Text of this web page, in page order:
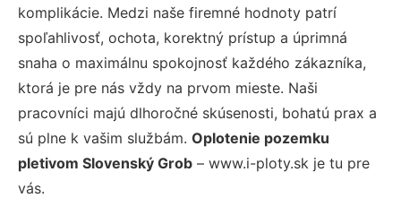
komplikácie. Medzi naše firemné hodnoty patrí
spoľahlivosť, ochota, korektný prístup a úprimná
snaha o maximálnu spokojnosť každého zákazníka,
ktorá je pre nás vždy na prvom mieste. Naši
pracovníci majú dlhoročné skúsenosti, bohatú prax a
sú plne k vašim službám. Oplotenie pozemku
pletivom Slovenský Grob – www.i-ploty.sk je tu pre
vás.